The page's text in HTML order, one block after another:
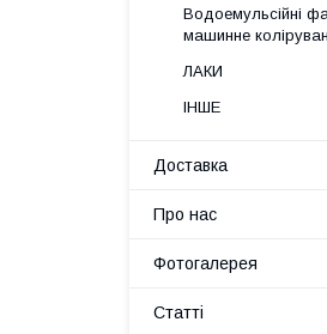
Водоемульсійні
машинне
ЛАКИ
ІНШЕ
Доставка
Про нас
Фотогалерея
Статті